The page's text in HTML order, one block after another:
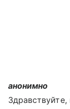
анонимно